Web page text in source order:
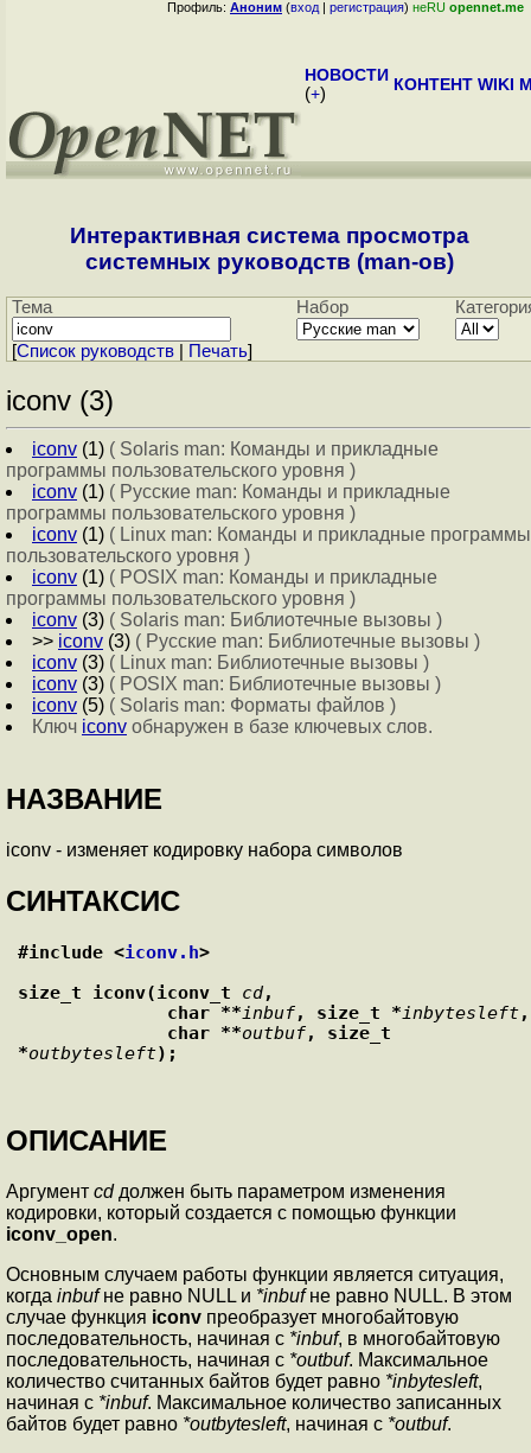
Профиль: Аноним (вход | регистрация) неRU opennet.me
НОВОСТИ
(+) КОНТЕНТ WIKI
Интерактивная система просмотра
системных руководств (man-ов)
Тема Набор
[Cписок руководств Печать]
iconv (3)
iconv (1) ( Solaris man: Команды и прикладные
программы пользовательского уровня )
iconv (1) ( Русские man: Команды и прикладные
программы пользовательского уровня )
iconv (1) ( Linux man: Команды и прикладные программы
пользовательского уровня )
iconv (1) ( POSIX man: Команды и прикладные
программы пользовательского уровня )
iconv (3) ( Solaris man: Библиотечные вызовы )
>> iconv (3) ( Русские man: Библиотечные вызовы )
iconv (3) ( Linux man: Библиотечные вызовы )
iconv (3) ( POSIX man: Библиотечные вызовы )
iconv (5) ( Solaris man: Форматы файлов )
Ключ iconv обнаружен в базе ключевых слов.
НАЗВАНИЕ
iconv - изменяет кодировку набора символов
СИНТАКСИС
#include <iconv.h>
size_t iconv(iconv_t cd,
              char **
inbuf, size_t *inbytesleft,
              char **
outbuf, size_t
*outbytesleft);
ОПИСАНИЕ
Аргумент cdдолжен быть параметром изменения
кодировки, который создается с помощью функции
iconv_open.
Основным случаем работы функции является ситуация,
когда inbufне равно NULL и *inbufне равно NULL. В этом
случае функция iconv преобразует многобайтовую
последовательность, начиная с *inbuf, в многобайтовую
последовательность, начиная с *outbuf. Максимальное
количество считанных байтов будет равно *inbytesleft,
начиная с *inbuf. Максимальное количество записанных
байтов будет равно *outbytesleft, начиная с *outbuf.